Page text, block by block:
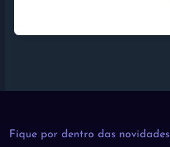
Fique por dentro das novidades